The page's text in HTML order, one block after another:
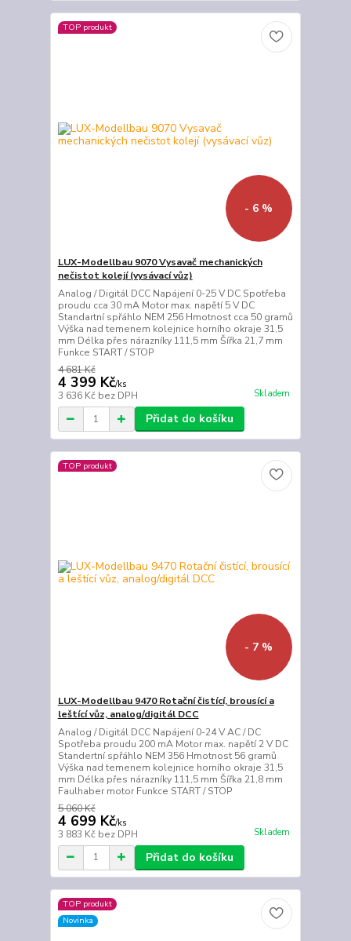
TOP produkt
- 6 %
LUX-Modellbau 9070 Vysavač mechanických
nečistot kolejí (vysávací vůz)
Analog / Digitál DCC Napájení 0-25 V DC Spotřeba
proudu cca 30 mA Motor max. napětí 5 V DC
Standartní spřáhlo NEM 256 Hmotnost cca 50 gramů
Výška nad temenem kolejnice horního okraje 31,5
mm Délka přes nárazníky 111,5 mm Šířka 21,7 mm
Funkce START / STOP
4 681 Kč
4 399 Kč/ks
3 636 Kč bez DPH Skladem
Přidat do košíku
TOP produkt
- 7 %
LUX-Modellbau 9470 Rotační čistící, brousící a
leštící vůz, analog/digitál DCC
Analog / Digitál DCC Napájení 0-24 V AC / DC
Spotřeba proudu 200 mA Motor max. napětí 2 V DC
Standertní spřáhlo NEM 356 Hmotnost 56 gramů
Výška nad temenem kolejnice horního okraje 31,5
mm Délka přes nárazníky 111,5 mm Šířka 21,8 mm
Faulhaber motor Funkce START / STOP
5 060 Kč
4 699 Kč/ks
3 883 Kč bez DPH Skladem
Přidat do košíku
TOP produkt
Novinka